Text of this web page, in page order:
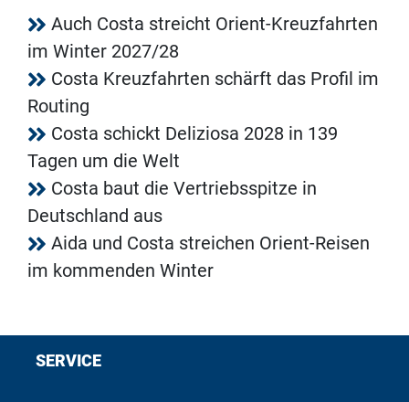
Auch Costa streicht Orient-Kreuzfahrten
im Winter 2027/28
Costa Kreuzfahrten schärft das Profil im
Routing
Costa schickt Deliziosa 2028 in 139
Tagen um die Welt
Costa baut die Vertriebsspitze in
Deutschland aus
Aida und Costa streichen Orient-Reisen
im kommenden Winter
SERVICE